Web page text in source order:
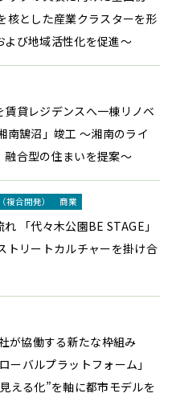
核とした産業クラスターを形
び地域活性化を促進～
貸レジデンスへ一棟リノベ
南鵠沼」竣工 ～湘南のライ
融合型の住まいを提案～
複合開発） 商業
「代々木公園BE STAGE」
トリートカルチャーを掛け合
が協働する新たな枠組み
ーバルプラットフォーム」
える化”を軸に都市モデルを